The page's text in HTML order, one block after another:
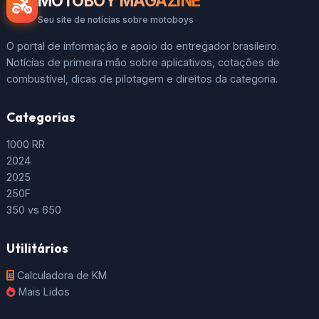
Seu site de notícias sobre motoboys
O portal de informação e apoio do entregador brasileiro.
Notícias de primeira mão sobre aplicativos, cotações de
combustível, dicas de pilotagem e direitos da categoria.
Categorias
1000 RR
2024
2025
250F
350 vs 650
Utilitários
Calculadora de KM
Mais Lidos